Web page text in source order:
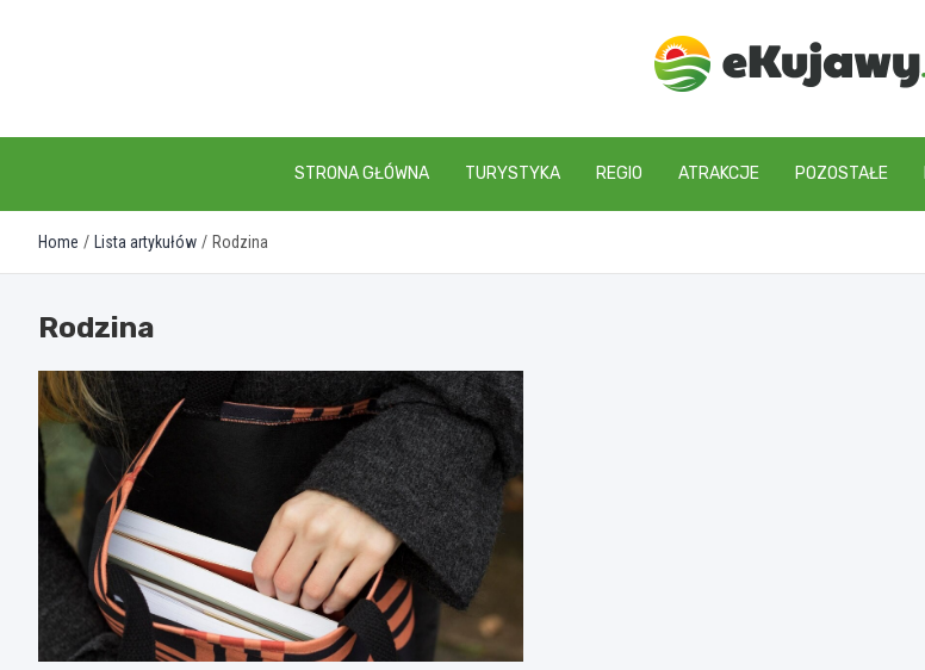
ekujawy.pl
STRONA GŁÓWNA TURYSTYKA REGIO ATRAKCJE POZOSTAŁE
Home Lista artykułów Rodzina
Rodzina